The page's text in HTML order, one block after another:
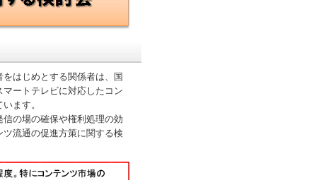
はじめとする関係者は、国
ートテレビに対応したコン
ます。
の場の確保や権利処理の効
流通の促進方策に関する検